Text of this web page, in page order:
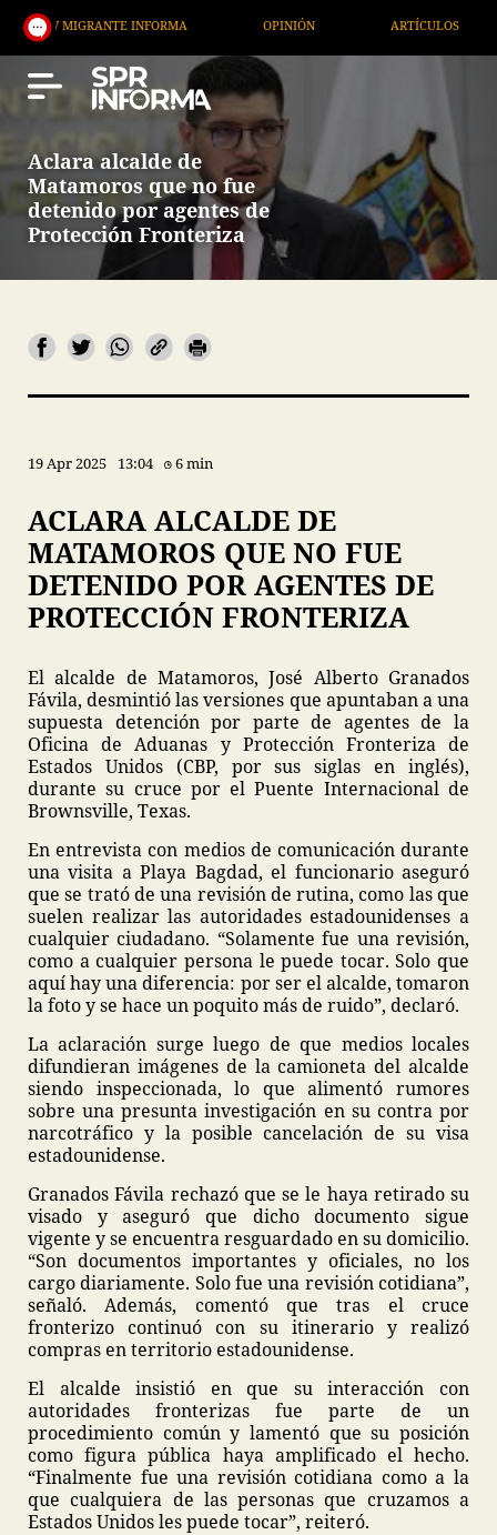
INFORMA ARTÍCULOS
Aclara alcalde de
Matamoros que no fue
detenido por agentes de
Protección Fronteriza
19 Apr 2025 13:04 6 min
ACLARA ALCALDE DE
MATAMOROS QUE NO FUE
DETENIDO POR AGENTES DE
PROTECCIÓN FRONTERIZA
El alcalde de Matamoros, José Alberto Granados
Fávila, desmintió las versiones que apuntaban a una
supuesta detención por parte de agentes de la
Oficina de Aduanas y Protección Fronteriza de
Estados Unidos (CBP, por sus siglas en inglés),
durante su cruce por el Puente Internacional de
Brownsville, Texas.
En entrevista con medios de comunicación durante
una visita a Playa Bagdad, el funcionario aseguró
que se trató de una revisión de rutina, como las que
suelen realizar las autoridades estadounidenses a
cualquier ciudadano. “Solamente fue una revisión,
como a cualquier persona le puede tocar. Solo que
aquí hay una diferencia: por ser el alcalde, tomaron
la foto y se hace un poquito más de ruido”, declaró.
La aclaración surge luego de que medios locales
difundieran imágenes de la camioneta del alcalde
siendo inspeccionada, lo que alimentó rumores
sobre una presunta investigación en su contra por
narcotráfico y la posible cancelación de su visa
estadounidense.
Granados Fávila rechazó que se le haya retirado su
visado y aseguró que dicho documento sigue
vigente y se encuentra resguardado en su domicilio.
“Son documentos importantes y oficiales, no los
cargo diariamente. Solo fue una revisión cotidiana”,
señaló. Además, comentó que tras el cruce
fronterizo continuó con su itinerario y realizó
compras en territorio estadounidense.
El alcalde insistió en que su interacción con
autoridades fronterizas fue parte de un
procedimiento común y lamentó que su posición
como figura pública haya amplificado el hecho.
“Finalmente fue una revisión cotidiana como a la
que cualquiera de las personas que cruzamos a
Estados Unidos les puede tocar”, reiteró.